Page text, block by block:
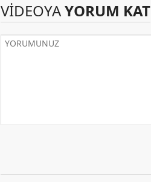
VİDEOYAYORUM KAT